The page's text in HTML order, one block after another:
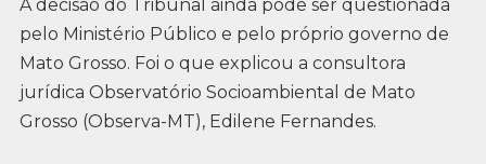
A decisão do Tribunal ainda pode ser questionada
pelo Ministério Público e pelo próprio governo de
Mato Grosso. Foi o que explicou a consultora
jurídica Observatório Socioambiental de Mato
Grosso (Observa-MT), Edilene Fernandes.